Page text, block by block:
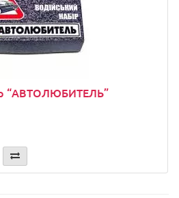
“АВТОЛЮБИТЕЛЬ”